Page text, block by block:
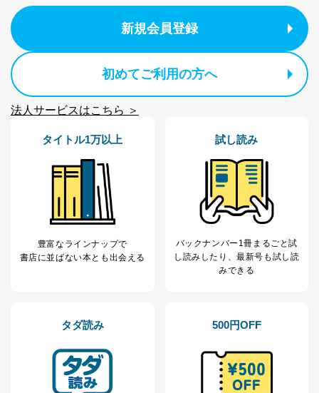
善し、常に最良の状態を維持します。
苦情及び相談受付け窓口
ステムに関するご相談及び苦情については以下までご連
適切、かつ迅速に対応させていただきます。
係
FAX：03-5459-7073
e-mail：cs@fujisan.co.jp
改訂：2025年2月20日
制定：2005年4月1日
株式会社富士山マガジンサービス
代表取締役会長 西野 伸一郎
個人情報の取扱いについて
当社は以下の個人情報保護管理者を設置し、個人情報保
護管理者の責任のもと、個人情報を取得・アクセス・利
用・提供・管理いたします。
東京都渋谷区南平台町16-11
株式会社富士山マガジンサービス
新規会員登録
初めてご利用の方へ
法人サービスはこちら ＞
タイトル1万以上
豊富なラインナップで
書店に並ばない本とも出会える
試し読み
バックナンバー1冊まるごと試
し読み したり、最新号も試し読
みできる
タダ読み 500円OFF